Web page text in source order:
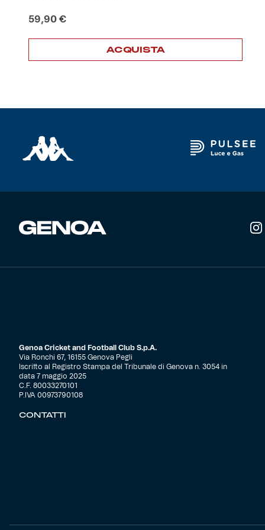
Helan x Genoa
Isolani x Genoa
59,90 €
ACQUISTA
Genoa Cricket and Football Club S.p.A.
Via Ronchi 67, 16155 Genova Pegli
Iscritto al Registro Stampa del Tribunale di Genova n. 3054 in
data 7 maggio 2025
C.F. 80033270101
P.IVA 00973790108
CONTATTI